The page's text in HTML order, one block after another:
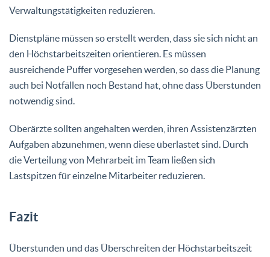
Verwaltungstätigkeiten reduzieren.
Dienstpläne müssen so erstellt werden, dass sie sich nicht an
den Höchstarbeitszeiten orientieren. Es müssen
ausreichende Puffer vorgesehen werden, so dass die Planung
auch bei Notfällen noch Bestand hat, ohne dass Überstunden
notwendig sind.
Oberärzte sollten angehalten werden, ihren Assistenzärzten
Aufgaben abzunehmen, wenn diese überlastet sind. Durch
die Verteilung von Mehrarbeit im Team ließen sich
Lastspitzen für einzelne Mitarbeiter reduzieren.
Fazit
Überstunden und das Überschreiten der Höchstarbeitszeit